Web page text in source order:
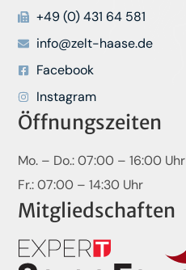
+49 (0) 431 64 581
info@zelt-haase.de
Facebook
Instagram
Öffnungszeiten
Mo. – Do.: 07:00 – 16:00 Uhr
Fr.: 07:00 – 14:30 Uhr
Mitgliedschaften